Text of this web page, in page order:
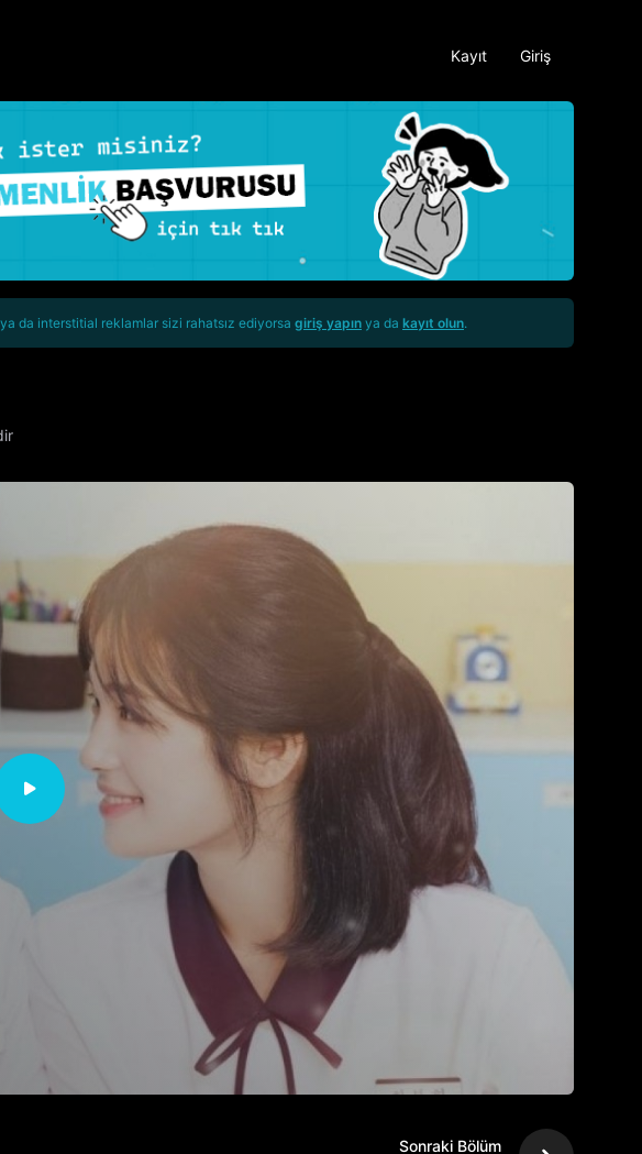
Kayıt Giriş
da interstitial reklamlar sizi rahatsız ediyorsa giriş yapın ya da kayıt olun.
Sonraki Bölüm